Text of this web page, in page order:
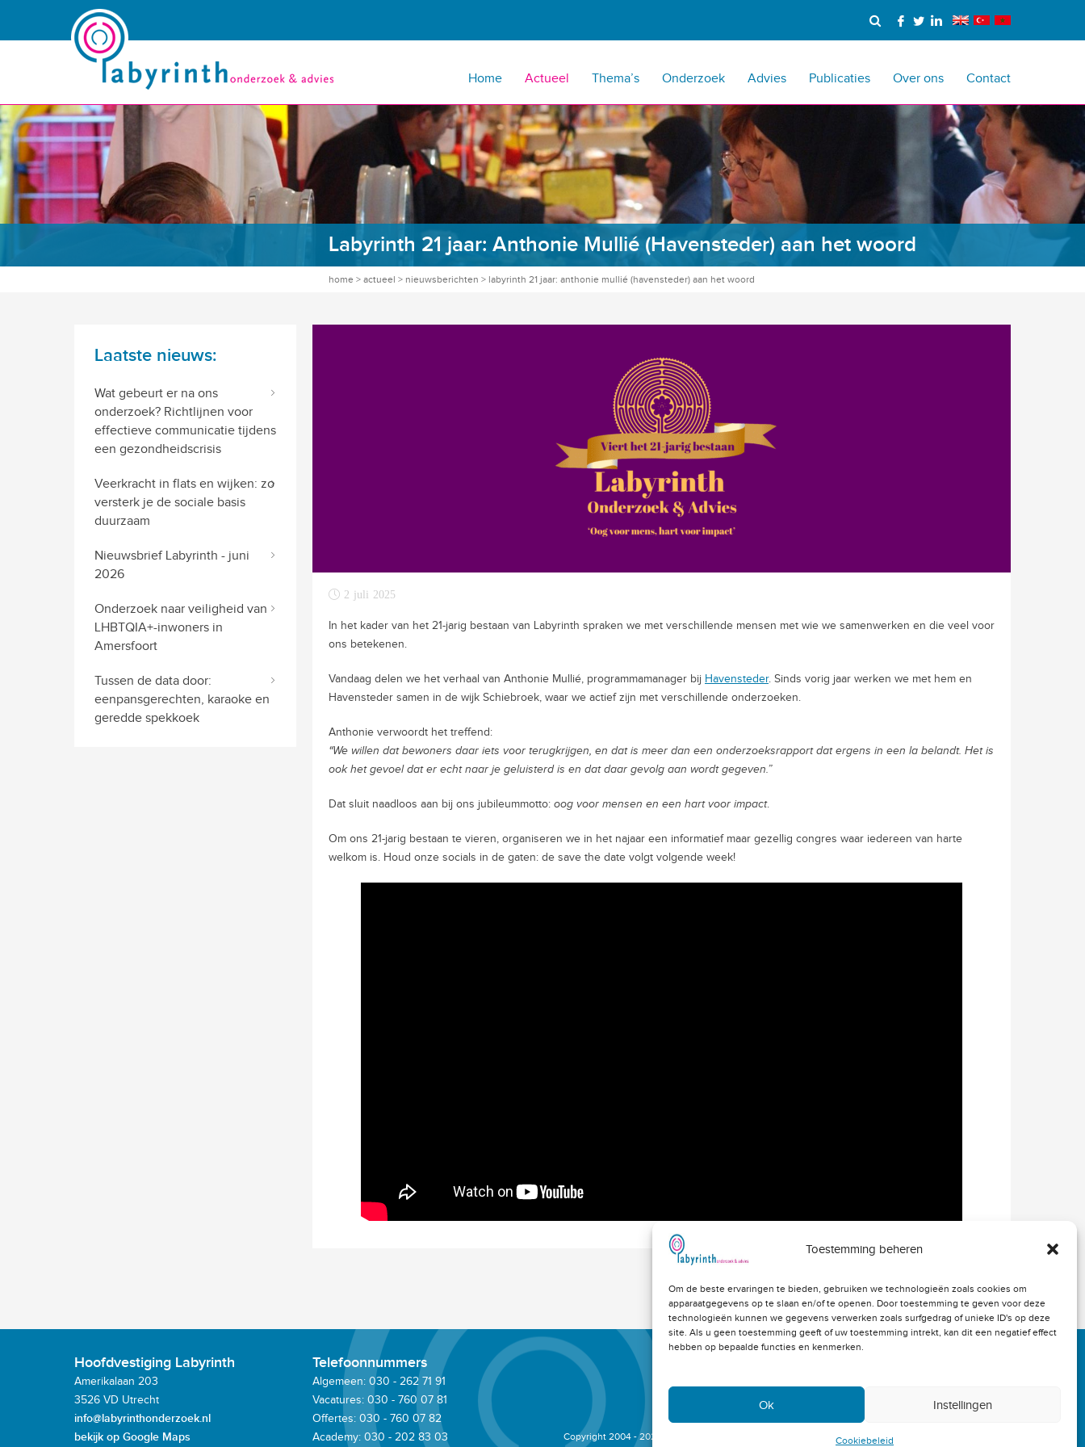
Toestemming beheren
Om de beste ervaringen te bieden, gebruiken we technologieën zoals cookies om
apparaatgegevens op te slaan en/of te openen. Door toestemming te geven voor deze
technologieën kunnen we gegevens verwerken zoals surfgedrag of unieke ID's op deze
site. Als u geen toestemming geeft of uw toestemming intrekt, kan dit een negatief effect
hebben op bepaalde functies en kenmerken.
Ok Instellingen
Cookiebeleid
Home Actueel Thema’s Onderzoek Advies Publicaties Over ons Contact
Labyrinth 21 jaar: Anthonie Mullié (Havensteder) aan het woord
home > actueel > nieuwsberichten > labyrinth 21 jaar: anthonie mullié (havensteder) aan het woord
Laatste nieuws:
Wat gebeurt er na ons
onderzoek? Richtlijnen voor
effectieve communicatie tijdens
een gezondheidscrisis
Veerkracht in flats en wijken: zo
versterk je de sociale basis
duurzaam
Nieuwsbrief Labyrinth - juni
2026
Onderzoek naar veiligheid van
LHBTQIA+-inwoners in
Amersfoort
Tussen de data door:
eenpansgerechten, karaoke en
geredde spekkoek
2 juli 2025
In het kader van het 21-jarig bestaan van Labyrinth spraken we met verschillende mensen met wie we samenwerken en die veel voor
ons betekenen.
Vandaag delen we het verhaal van Anthonie Mullié, programmamanager bij Havensteder. Sinds vorig jaar werken we met hem en
Havensteder samen in de wijk Schiebroek, waar we actief zijn met verschillende onderzoeken.
Anthonie verwoordt het treffend:
“We willen dat bewoners daar iets voor terugkrijgen, en dat is meer dan een onderzoeksrapport dat ergens in een la belandt. Het is
ook het gevoel dat er echt naar je geluisterd is en dat daar gevolg aan wordt gegeven.”
Dat sluit naadloos aan bij ons jubileummotto: oog voor mensen en een hart voor impact.
Om ons 21-jarig bestaan te vieren, organiseren we in het najaar een informatief maar gezellig congres waar iedereen van harte
welkom is. Houd onze socials in de gaten: de save the date volgt volgende week!
Hoofdvestiging Labyrinth
Amerikalaan 203
3526 VD Utrecht
info@labyrinthonderzoek.nl
bekijk op Google Maps
Telefoonnummers
Algemeen: 030 - 262 71 91
Vacatures: 030 - 760 07 81
Offertes: 030 - 760 07 82
Academy: 030 - 202 83 03
Copyright 2004 - 2023 © - Privacybeleid Disclaimer